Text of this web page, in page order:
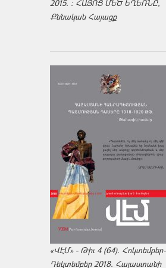
2015. : ՀԱՅՈՑ ՄԵԾ ԵՂԵՌՆԸ,
Քննական Հայացք
«ՎԷՄ» - Թիւ 4 (64). Հոկտեմբեր-
Դեկտեմբեր 2018. Հայաստանի